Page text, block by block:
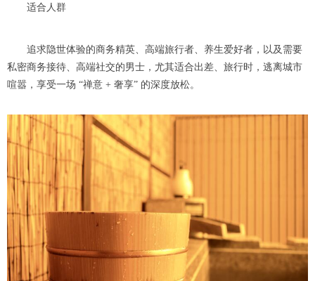
适合人群
追求隐世体验的商务精英、高端旅行者、养生爱好者，以及需要
私密商务接待、高端社交的男士，尤其适合出差、旅行时，逃离城市
喧嚣，享受一场 “禅意 + 奢享” 的深度放松。